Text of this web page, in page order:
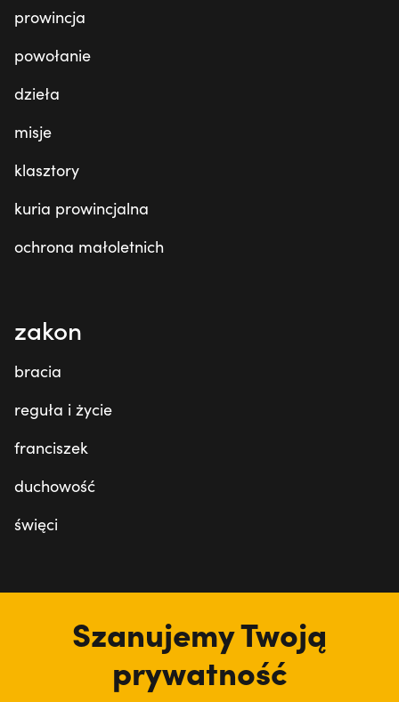
prowincja
powołanie
dzieła
misje
klasztory
kuria prowincjalna
ochrona małoletnich
zakon
bracia
reguła i życie
franciszek
duchowość
święci
Szanujemy Twoją
prywatność